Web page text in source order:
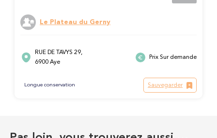
Le Plateau du Gerny
RUE DE TAVYS 29,
6900 Aye
Prix Sur demande
Longue conservation Sauvegarder